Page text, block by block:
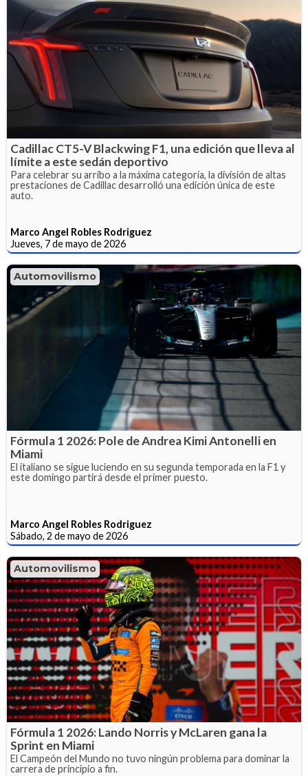
Cadillac CT5-V Blackwing F1, una edición que lleva al
límite a este sedán deportivo
Para celebrar su arribo a la máxima categoría, la división de altas
prestaciones de Cadillac desarrolló una edición única de este
auto.
Marco Angel Robles Rodriguez
Jueves, 7 de mayo de 2026
Automovilismo
Fórmula 1 2026: Pole de Andrea Kimi Antonelli en
Miami
El italiano se sigue luciendo en su segunda temporada en la F1 y
este domingo partirá desde el primer puesto.
Marco Angel Robles Rodriguez
Sábado, 2 de mayo de 2026
Automovilismo
Fórmula 1 2026: Lando Norris y McLaren gana la
Sprint en Miami
El Campeón del Mundo no tuvo ningún problema para dominar la
carrera de principio a fin.